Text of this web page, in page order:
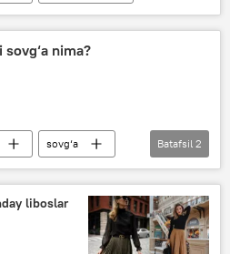
nima?
sovg‘a
Batafsil 2
liboslar